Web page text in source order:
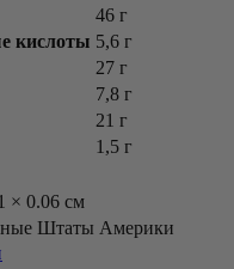
46 г
кислоты 5,6 г
27 г
7,8 г
21 г
1,5 г
× 0.06 см
Штаты Америки